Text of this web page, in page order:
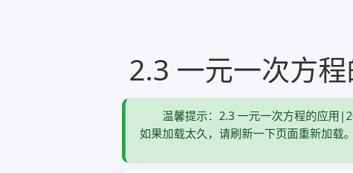
2.3 一元一次方
温馨提示：2.3 一元一次方程的应用
如果加载太久，请刷新一下页面重新加载。